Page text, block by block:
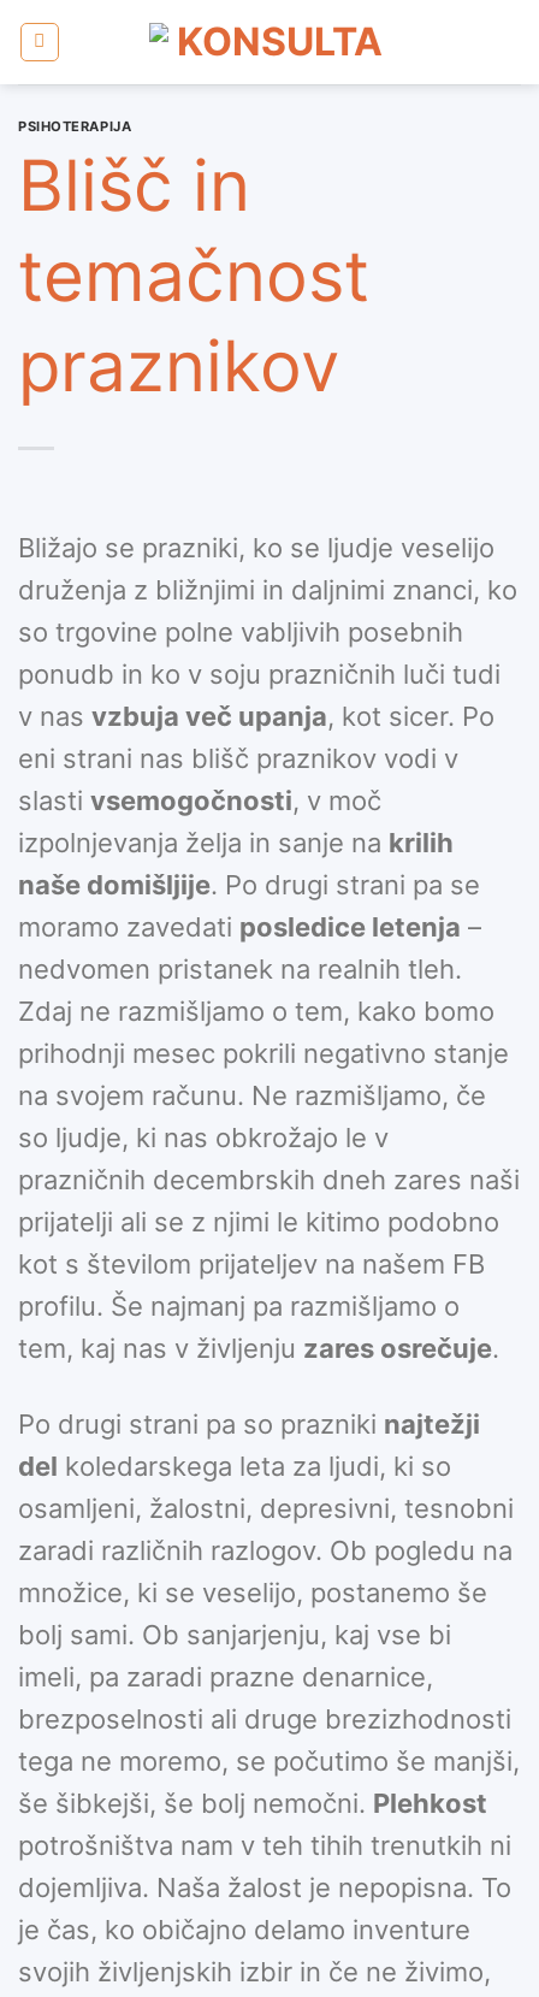
PSIHOTERAPIJA
Blišč in
temačnost
praznikov
Bližajo se prazniki, ko se ljudje veselijo
druženja z bližnjimi in daljnimi znanci, ko
so trgovine polne vabljivih posebnih
ponudb in ko v soju prazničnih luči tudi
v nas vzbuja več upanja, kot sicer. Po
eni strani nas blišč praznikov vodi v
slasti vsemogočnosti, v moč
izpolnjevanja želja in sanje na krilih
naše domišljije. Po drugi strani pa se
moramo zavedati posledice letenja –
nedvomen pristanek na realnih tleh.
Zdaj ne razmišljamo o tem, kako bomo
prihodnji mesec pokrili negativno stanje
na svojem računu. Ne razmišljamo, če
so ljudje, ki nas obkrožajo le v
prazničnih decembrskih dneh zares naši
prijatelji ali se z njimi le kitimo podobno
kot s številom prijateljev na našem FB
profilu. Še najmanj pa razmišljamo o
tem, kaj nas v življenju zares osrečuje.
Po drugi strani pa so prazniki najtežji
del koledarskega leta za ljudi, ki so
osamljeni, žalostni, depresivni, tesnobni
zaradi različnih razlogov. Ob pogledu na
množice, ki se veselijo, postanemo še
bolj sami. Ob sanjarjenju, kaj vse bi
imeli, pa zaradi prazne denarnice,
brezposelnosti ali druge brezizhodnosti
tega ne moremo, se počutimo še manjši,
še šibkejši, še bolj nemočni. Plehkost
potrošništva nam v teh tihih trenutkih ni
dojemljiva. Naša žalost je nepopisna. To
je čas, ko običajno delamo inventure
svojih življenjskih izbir in če ne živimo,